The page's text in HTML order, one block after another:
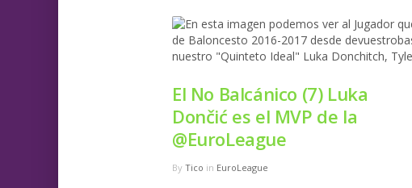
El No Balcánico (7) Luka
Dončić es el MVP de la
@EuroLeague
By Tico in EuroLeague